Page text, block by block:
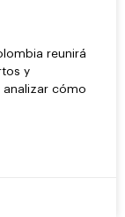
reunirá
y
analizar cómo